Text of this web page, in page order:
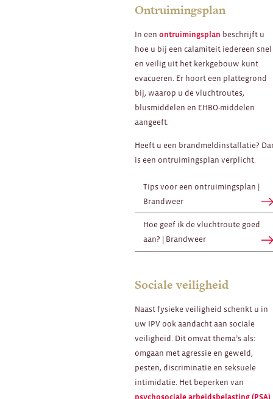
Ontruimingsplan
In eenontruimingsplan beschrijft u
hoe u bij een calamiteit iedereen snel
en veilig uit het kerkgebouw kunt
evacueren. Er hoort een plattegrond
bij, waarop u de vluchtroutes,
blusmiddelen en EHBO-middelen
aangeeft.
Heeft u een brandmeldinstallatie?
is een ontruimingsplan verplicht.
Tips voor een ontruimingsplan |
Brandweer
Hoe geef ik de vluchtroute goed
aan? | Brandweer
Sociale veiligheid
Naast fysieke veiligheid schenkt u in
uw IPV ook aandacht aan sociale
veiligheid. Dit omvat thema’s als:
omgaan met agressie en geweld,
pesten, discriminatie en seksuele
intimidatie. Het beperken van
psychosociale arbeidsbelasting (PSA)